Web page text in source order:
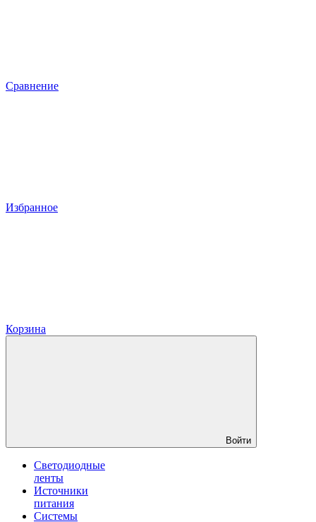
Сравнение
Избранное
Корзина
Войти
Светодиодные
ленты
Источники
питания
Системы